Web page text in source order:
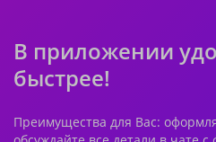
В приложении
быстрее!
Преимущества для Вас: